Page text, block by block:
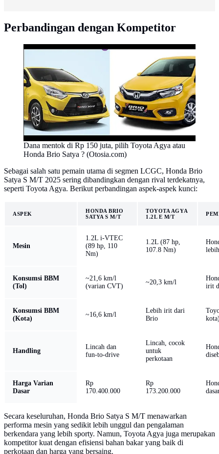
Perbandingan dengan Kompetitor
Dana mentok di Rp 150 juta, pilih Toyota Agya atau
Honda Brio Satya ? (Otosia.com)
Sebagai salah satu pemain utama di segmen LCGC, Honda Brio
Satya S M/T 2025 sering dibandingkan dengan rival terdekatnya,
seperti Toyota Agya. Berikut perbandingan aspek-aspek kunci:
ASPEK
HONDA BRIO
SATYA S M/T
TOYOTA AGYA
1.2L E M/T
Mesin
1.2L i-VTEC
(89 hp, 110
Nm)
1.2L (87 hp,
107.8 Nm)
Konsumsi BBM
(Tol)
~21,6 km/l
(varian CVT)
~20,3 km/l
irit
Konsumsi BBM
(Kota)
~16,6 km/l
Lebih irit dari
Brio
Handling
Lincah dan
fun-to-drive
Lincah, cocok
untuk
perkotaan
Harga Varian
Dasar
Rp
170.400.000
Rp
173.200.000
Secara keseluruhan, Honda Brio Satya S M/T menawarkan
performa mesin yang sedikit lebih unggul dan pengalaman
berkendara yang lebih sporty. Namun, Toyota Agya juga merupakan
kompetitor kuat dengan efisiensi bahan bakar yang baik di
perkotaan dan harga yang bersaing.